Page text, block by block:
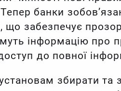
банки
забезпечує
інформацію про
до повної
збирати та